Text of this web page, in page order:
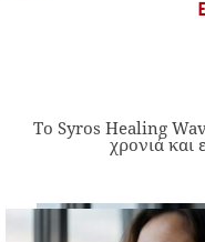
Το Syros Healing
χρονιά και